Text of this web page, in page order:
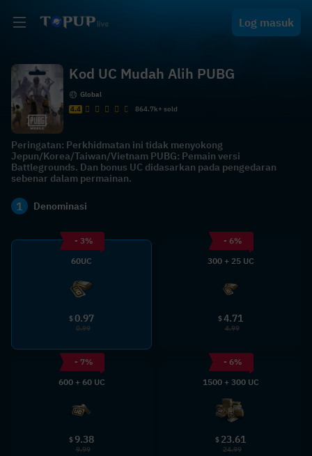
Log masuk
Kod UC Mudah Alih PUBG
Global
4.4
864.7k+ sold
Peringatan: Perkhidmatan ini tidak menyokong
Jepun/Korea/Taiwan/Vietnam PUBG: Pemain versi
Battlegrounds. Dan bonus UC didasarkan pada pengedaran
sebenar dalam permainan.
1 Denominasi
- 3%
60UC
$0.97
0.99
- 6%
300 + 25 UC
$4.71
4.99
- 7%
600 + 60 UC
$9.38
9.99
- 6%
1500 + 300 UC
$ 23.61
24.99